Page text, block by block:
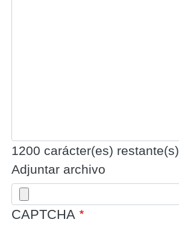
1200 carácter(es) restante(s)
Adjuntar archivo
CAPTCHA